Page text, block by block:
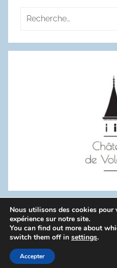
Recherche
:
WordPress Theme:
Politique de
Nous utilisons des cookies
expérience sur notre site.
You can find out more about
switch them off in settings.
Accepter